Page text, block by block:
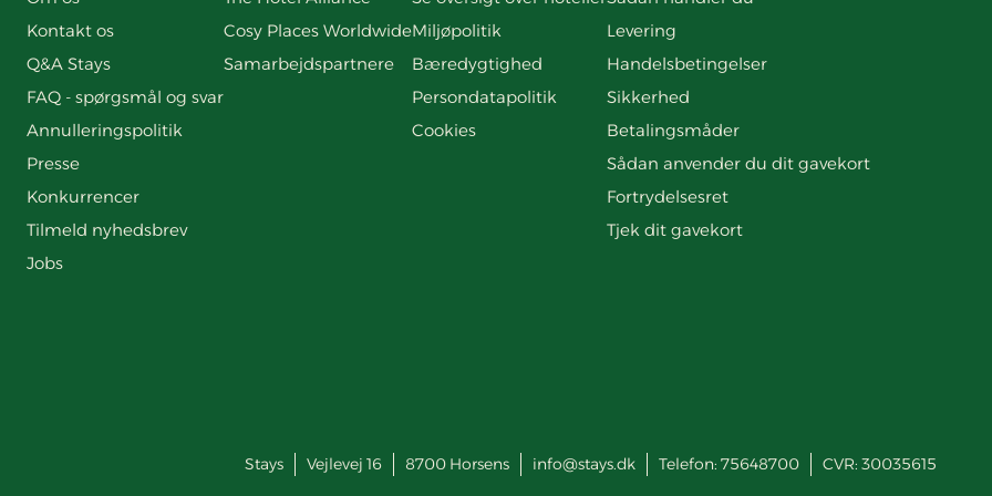
Kontakt os
Q&A Stays
FAQ - spørgsmål og svar
Annulleringspolitik
Presse
Konkurrencer
Tilmeld nyhedsbrev
Jobs
Cosy Places Worldwide
Samarbejdspartnere
Miljøpolitik
Bæredygtighed
Persondatapolitik
Cookies
Levering
Handelsbetingelser
Sikkerhed
Betalingsmåder
Sådan anvender du dit gavekort
Fortrydelsesret
Tjek dit gavekort
Stays Vejlevej 16 8700 Horsens info@stays.dk Telefon: 75648700 CVR: 30035615